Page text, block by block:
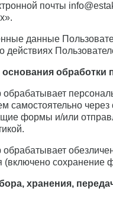
почты
данные
обработки
самостоятельно
формы и/или
(включено сохранение
хранения,